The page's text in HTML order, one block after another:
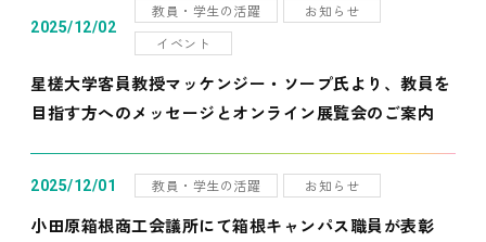
2025/12/02
教員・学生の活躍
お知らせ
イベント
星槎大学客員教授マッケンジー・ソープ氏より、教員を
目指す方へのメッセージとオンライン展覧会のご案内
2025/12/01 教員・学生の活躍 お知らせ
小田原箱根商工会議所にて箱根キャンパス職員が表彰